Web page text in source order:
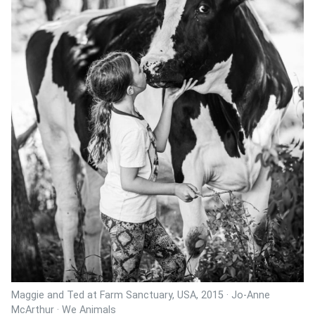
Maggie and Ted at Farm Sanctuary, USA, 2015 · Jo-Anne
McArthur · We Animals